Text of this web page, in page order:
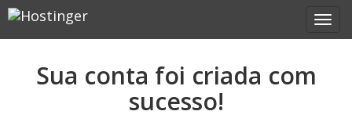
Sua conta foi criada com
sucesso!